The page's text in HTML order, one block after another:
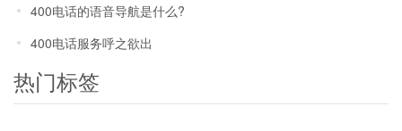
400电话的语音导航是什么?
400电话服务呼之欲出
热门标签